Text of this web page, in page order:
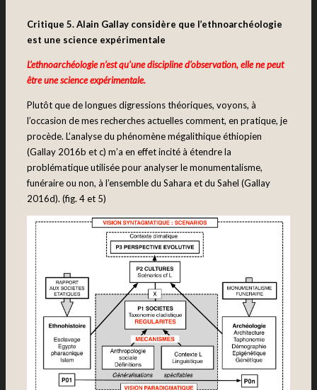
Critique 5. Alain Gallay considère que l’ethnoarchéologie
est une science expérimentale
L’ethnoarchéologie n’est qu’une discipline d’observation, elle ne peut
être une science expérimentale.
Plutôt que de longues digressions théoriques, voyons, à
l’occasion de mes recherches actuelles comment, en pratique, je
procède. L’analyse du phénomène mégalithique éthiopien
(Gallay 2016b et c) m’a en effet incité à étendre la
problématique utilisée pour analyser le monumentalisme,
funéraire ou non, à l’ensemble du Sahara et du Sahel (Gallay
2016d). (fig. 4 et 5)